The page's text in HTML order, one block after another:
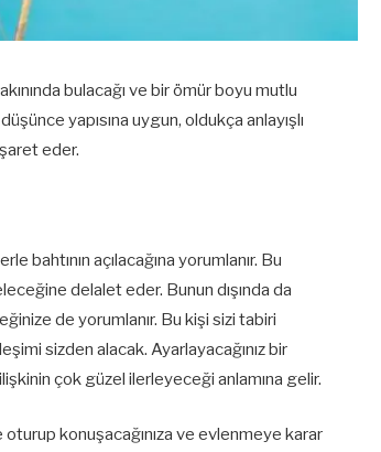
bulacağı ve bir ömür boyu mutlu
yapısına uygun, oldukça anlayışlı
eder.
bahtının açılacağına yorumlanır. Bu
delalet eder. Bunun dışında da
de yorumlanır. Bu kişi sizi tabiri
sizden alacak. Ayarlayacağınız bir
çok güzel ilerleyeceği anlamına gelir.
konuşacağınıza ve evlenmeye karar